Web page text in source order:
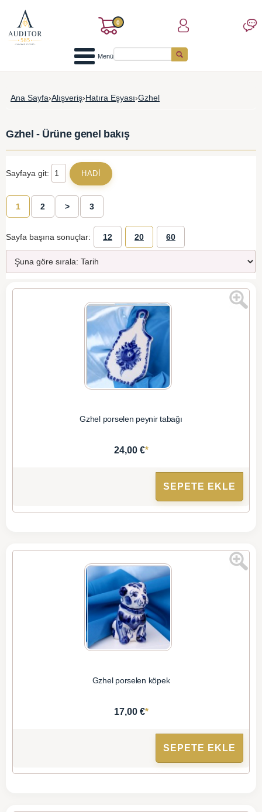
0
Menü
Ana Sayfa›Alışveriş›Hatıra Eşyası›Gzhel
Gzhel - Ürüne genel bakış
Sayfaya git:
1 2 > 3
Sayfa başına sonuçlar: 12 20 60
Gzhel porselen peynir tabağı
24,00 €*
SEPETE EKLE
Gzhel porselen köpek
17,00 €*
SEPETE EKLE